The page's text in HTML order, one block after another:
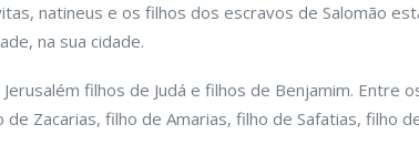
natineus e os filhos dos escravos de Salomão
na sua cidade.
filhos de Judá e filhos de Benjamim. Entre
de Zacarias, filho de Amarias, filho de Safatias, filho